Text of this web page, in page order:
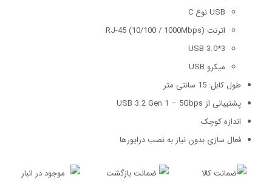
USB نوع C
اترنت RJ-45 (10/100 / 1000Mbps)
3*USB 3.0
میکرو USB
طول کابل: 15 سانتی متر
پشتیبانی از USB 3.2 Gen 1 – 5Gbps
اندازه کوچک
فعال سازی بدون نیاز به نصب درایورها